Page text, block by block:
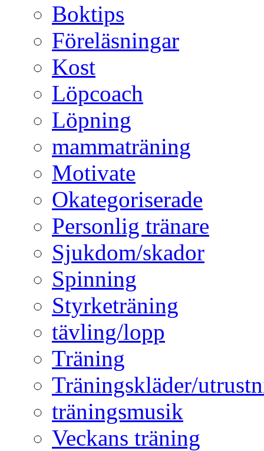
Boktips
Föreläsningar
Kost
Löpcoach
Löpning
mammaträning
Motivate
Okategoriserade
Personlig tränare
Sjukdom/skador
Spinning
Styrketräning
tävling/lopp
Träning
Träningskläder/
träningsmusik
Veckans träning